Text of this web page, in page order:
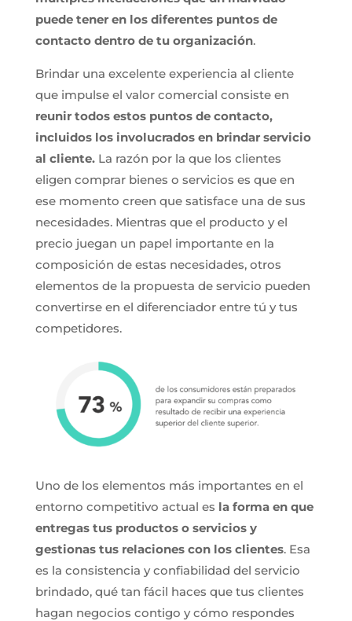
puede tener en los diferentes puntos de
contacto dentro de tu organización.
Brindar una excelente experiencia al cliente
que impulse el valor comercial consiste en
reunir todos estos puntos de contacto,
incluidos los involucrados en brindar servicio
al cliente. La razón por la que los clientes
eligen comprar bienes o servicios es que en
ese momento creen que satisface una de sus
necesidades. Mientras que el producto y el
precio juegan un papel importante en la
composición de estas necesidades, otros
elementos de la propuesta de servicio pueden
convertirse en el diferenciador entre tú y tus
competidores.
Uno de los elementos más importantes en el
entorno competitivo actual es la forma en que
entregas tus productos o servicios y
gestionas tus relaciones con los clientes. Esa
es la consistencia y confiabilidad del servicio
brindado, qué tan fácil haces que tus clientes
hagan negocios contigo y cómo respondes